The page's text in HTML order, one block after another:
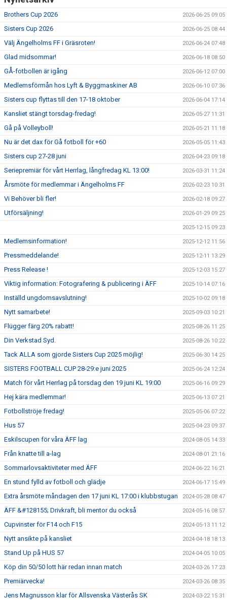
Brothers Cup 2026 2026-06-25 09:05
Sisters Cup 2026 2026-06-25 08:44
Välj Ängelholms FF i Gräsroten! 2026-06-24 07:48
Glad midsommar! 2026-06-18 08:50
GÅ-fotbollen är igång 2026-06-12 07:00
Medlemsförmån hos Lyft & Byggmaskiner AB 2026-06-10 07:36
Sisters cup flyttas till den 17-18 oktober 2026-06-04 17:14
Kansliet stängt torsdag-fredag! 2026-05-27 11:31
Gå på Volleyboll! 2026-05-21 11:18
Nu är det dax för Gå fotboll för +60 2026-05-05 11:43
Sisters cup 27-28 juni 2026-04-23 09:18
Seriepremiär för vårt Herrlag, långfredag KL 13:00! 2026-03-31 11:24
Årsmöte för medlemmar i Ängelholms FF 2026-02-23 10:31
Vi Behöver bli fler! 2026-02-18 09:27
Utförsäljning! 2026-01-29 09:25
2025-12-15 09:23
Medlemsinformation! 2025-12-12 11:56
Pressmeddelande! 2025-12-11 13:29
Press Release ! 2025-12-03 15:27
Viktig information: Fotografering & publicering i ÄFF 2025-10-14 07:16
Inställd ungdomsavslutning! 2025-10-02 09:18
Nytt samarbete! 2025-09-03 10:21
Flügger färg 20% rabatt! 2025-08-26 11:25
Din Verkstad Syd. 2025-08-26 10:22
Tack ALLA som gjorde Sisters Cup 2025 möjlig! 2025-06-30 14:25
SISTERS FOOTBALL CUP 28-29:e juni 2025 2025-06-24 12:24
Match för vårt Herrlag på torsdag den 19 juni KL 19:00 2025-06-16 09:29
Hej kära medlemmar! 2025-06-13 07:21
Fotbollströje fredag! 2025-05-06 07:22
Hus 57 2025-04-23 09:37
Eskilscupen för våra ÄFF lag 2024-08-05 14:33
Från knatte till a-lag 2024-08-01 21:16
Sommarlovsaktiviteter med ÄFF 2024-06-22 16:21
En stund fylld av fotboll och glädje 2024-06-17 15:49
Extra årsmöte måndagen den 17 juni KL 17:00 i klubbstugan 2024-05-28 08:47
ÄFF &#128155; Drivkraft, bli mentor du också 2024-05-16 08:57
Cupvinster för F14 och F15 2024-05-13 11:12
Nytt ansikte på kansliet 2024-04-18 18:13
Stand Up på HUS 57 2024-04-05 10:05
Köp din 50/50 lott här redan innan match 2024-03-26 17:23
Premiärvecka! 2024-03-26 08:35
Jens Magnusson klar för Allsvenska Västerås SK 2024-03-22 15:31